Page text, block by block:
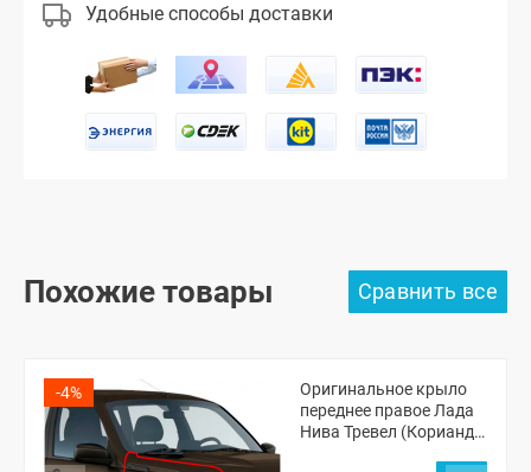
Удобные способы доставки
Похожие товары
-4%
Оригинальное крыло
переднее правое Лада
Нива Тревел (Кориандр